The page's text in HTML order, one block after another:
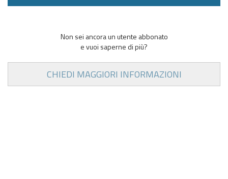
Non sei ancora un utente abbonato
e vuoi saperne di più?
CHIEDI MAGGIORI INFORMAZIONI